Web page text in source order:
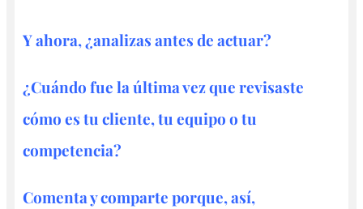
Y ahora, ¿analizas antes de actuar?
¿Cuándo fue la última vez que revisaste
cómo es tu cliente, tu equipo o tu
competencia?
Comenta y comparte porque, así,